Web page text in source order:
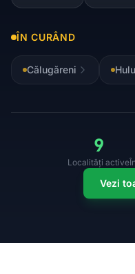
ÎN CURÂND
Călugăreni
9
Localități active
Vezi